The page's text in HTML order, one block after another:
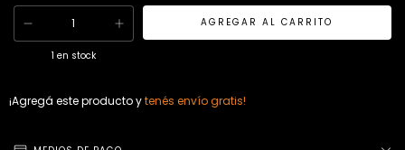
1 en stock
¡Agregá este producto ytenés envío gratis!